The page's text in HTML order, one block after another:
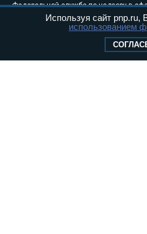
Федеральной службе по надзору в
связи, информационных технологий и
массовых коммуникаций
Свидетельство о регистрации Эл №
Используя сайт pnp.ru,
использованием